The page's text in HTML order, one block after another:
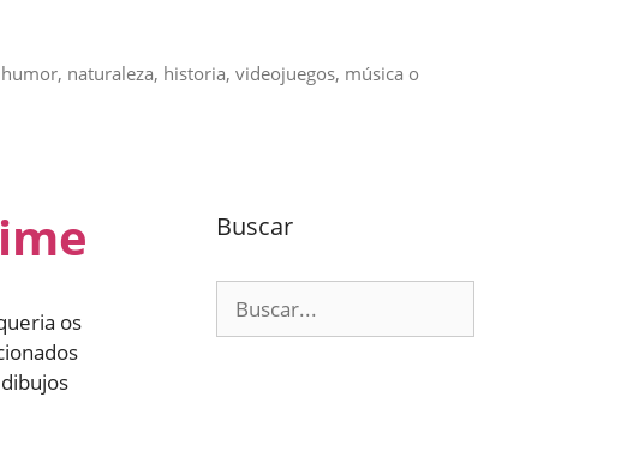
naturaleza, historia, videojuegos, música o
os
Buscar